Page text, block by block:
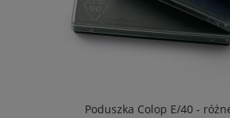
Poduszka Colop E/40 -